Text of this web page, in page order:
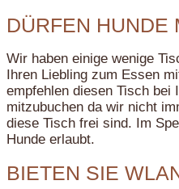
DÜRFEN HUNDE
Wir haben einige wenige
Ihren Liebling zum Essen
empfehlen diesen Tisch bei
mitzubuchen da wir nicht
diese Tisch frei sind. Im
Hunde erlaubt.
BIETEN SIE